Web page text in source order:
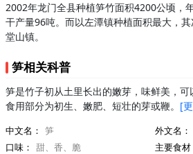
2002年龙门全县种植笋竹面积4200公顷，
干产量96吨。而以左潭镇种植面积最大，
堂山镇。
笋相关科普
笋是竹子初从土里长出的嫩芽，味鲜美，可
食用部分为初生、嫩肥、短壮的芽或鞭。 [
中文名： 笋 外文名：
口味： 甜、香、脆 主要食材